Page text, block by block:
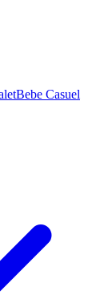
Bebe Casuel